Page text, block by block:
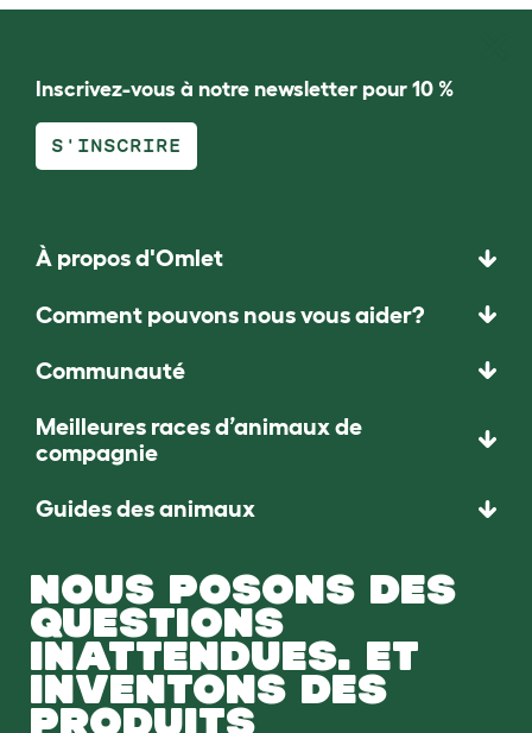
Inscrivez-vous à notre newsletter pour 10 %
S'INSCRIRE
À propos d'Omlet
Comment pouvons nous vous aider?
Communauté
Meilleures races d’animaux de
compagnie
Guides des animaux
NOUS POSONS DES
QUESTIONS
INATTENDUES. ET
INVENTONS DES
PRODUITS